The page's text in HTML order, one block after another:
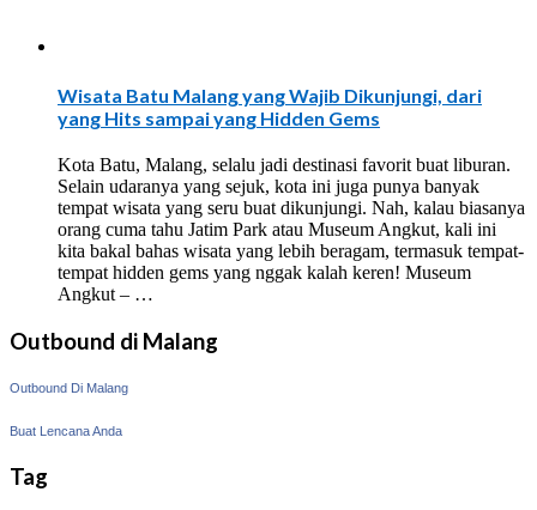
Wisata Batu Malang yang Wajib Dikunjungi, dari
yang Hits sampai yang Hidden Gems
Kota Batu, Malang, selalu jadi destinasi favorit buat liburan.
Selain udaranya yang sejuk, kota ini juga punya banyak
tempat wisata yang seru buat dikunjungi. Nah, kalau biasanya
orang cuma tahu Jatim Park atau Museum Angkut, kali ini
kita bakal bahas wisata yang lebih beragam, termasuk tempat-
tempat hidden gems yang nggak kalah keren! Museum
Angkut – …
Outbound di Malang
Outbound Di Malang
Buat Lencana Anda
Tag